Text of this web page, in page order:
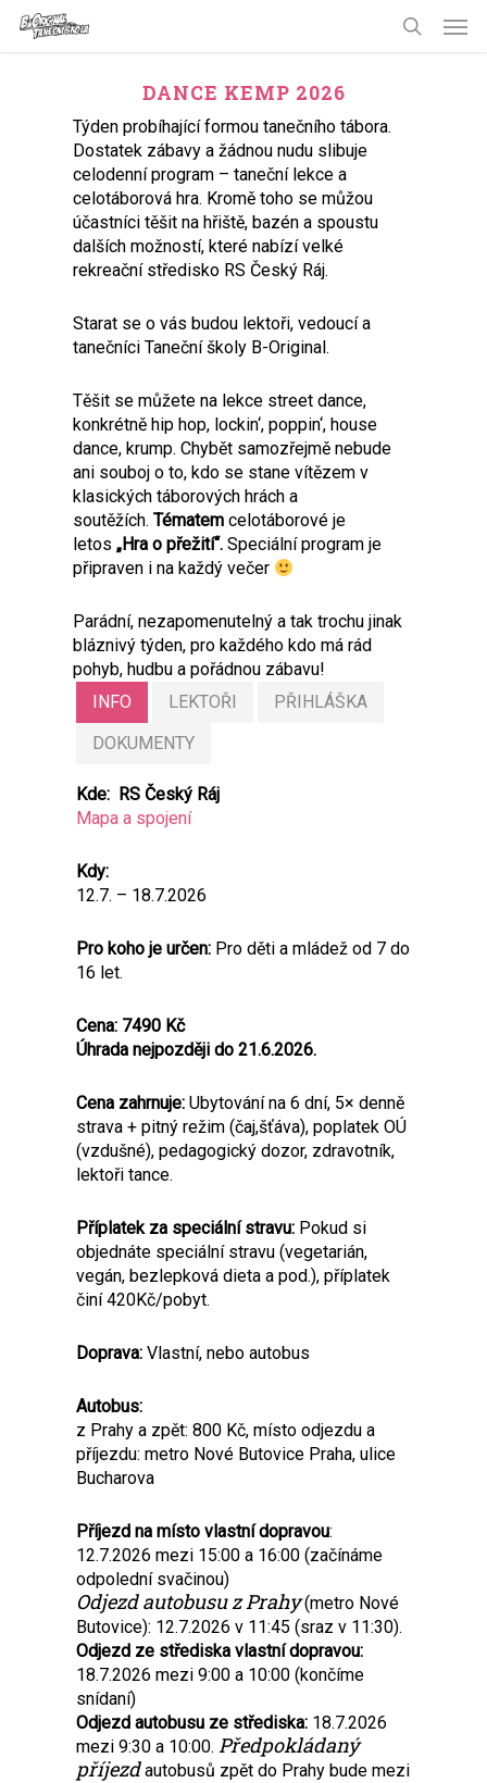
Skip
DANCE KEMP 2026
Týden probíhající formou tanečního tábora.
Dostatek zábavy a žádnou nudu slibuje
celodenní program – taneční lekce a
celotáborová hra. Kromě toho se můžou
účastníci těšit na hřiště, bazén a spoustu
dalších možností, které nabízí velké
rekreační středisko RS Český Ráj.
Starat se o vás budou lektoři, vedoucí a
tanečníci Taneční školy B-Original.
Těšit se můžete na lekce street dance,
konkrétně hip hop, lockin‘, poppin‘, house
dance, krump. Chybět samozřejmě nebude
ani souboj o to, kdo se stane vítězem v
klasických táborových hrách a
soutěžích.Tématem celotáborové je
letos„Hra o přežití“. Speciální program je
připraven i na každý večer
Parádní, nezapomenutelný a tak trochu jinak
bláznivý týden, pro každého kdo má rád
pohyb, hudbu a pořádnou zábavu!
INFO
LEKTOŘI
PŘIHLÁŠKA
DOKUMENTY
Kde: RS Český Ráj
Mapa a spojení
Kdy:
12.7. – 18.7.2026
Pro koho je určen: Pro děti a mládež od 7 do
16 let.
Cena: 7490 Kč
Úhrada nejpozději do 21.6.2026.
Cena zahrnuje: Ubytování na 6 dní, 5× denně
strava + pitný režim (čaj,šťáva), po­platek OÚ
(vzdušné), pedagogický dozor, zdravotník,
lektoři tance.
Příplatek za speciální stravu: Pokud si
objednáte speciální stravu (vegetarián,
vegán, bezlepková dieta a pod.), příplatek
činí 420Kč/pobyt.
Doprava:Vlastní, nebo autobus
Autobus:
z Prahy a zpět: 800 Kč, místo odjezdu a
příjezdu: metro Nové Butovice Praha, ulice
Bucharova
Příjezd na místo vlastní dopravou:
12.7.2026 mezi 15:00 a 16:00 (začínáme
odpolední svačinou)
Odjezd autobusu z Prahy(metro Nové
Butovice): 12.7.2026 v 11:45 (sraz v 11:30).
Odjezd ze střediska vlastní dopravou:
18.7.2026 mezi 9:00 a 10:00 (končíme
snídaní)
Odjezd autobusu ze střediska: 18.7.2026
mezi 9:30 a 10:00.Předpokládaný
příjezdautobusů zpět do Prahy bude mezi